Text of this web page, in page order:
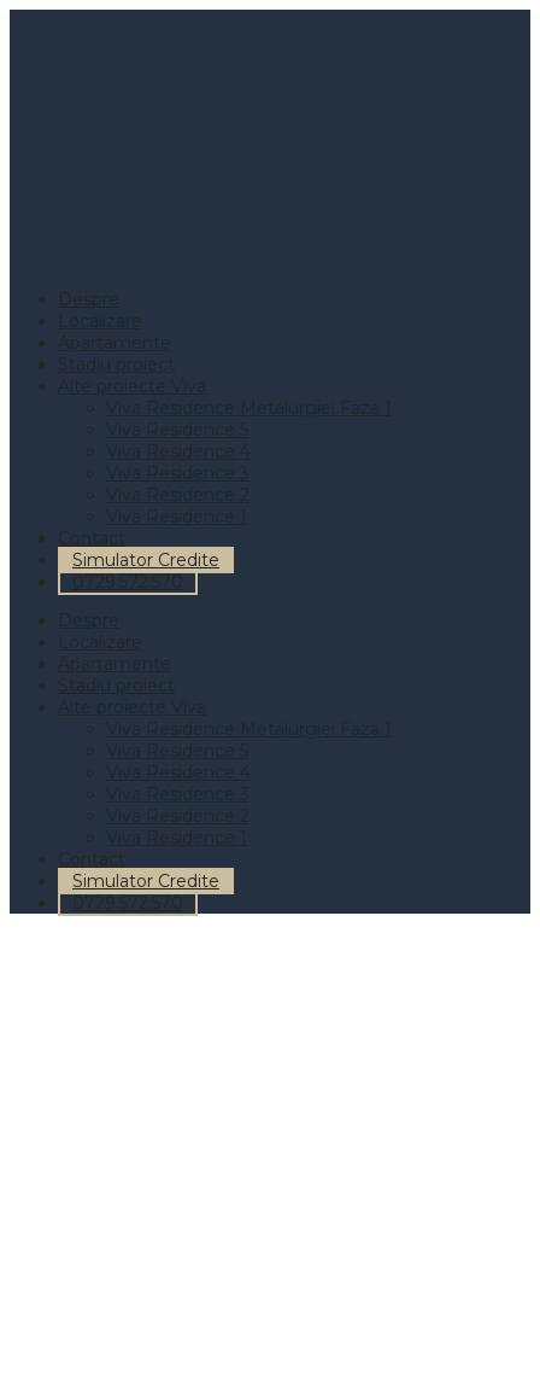
Despre
Localizare
Apartamente
Stadiu proiect
Alte proiecte Viva
Viva Residence Metalurgiei Faza 1
Viva Residence 5
Viva Residence 4
Viva Residence 3
Viva Residence 2
Viva Residence 1
Contact
Simulator Credite
0729.572.570
Despre
Localizare
Apartamente
Stadiu proiect
Alte proiecte Viva
Viva Residence Metalurgiei Faza 1
Viva Residence 5
Viva Residence 4
Viva Residence 3
Viva Residence 2
Viva Residence 1
Contact
Simulator Credite
0729.572.570